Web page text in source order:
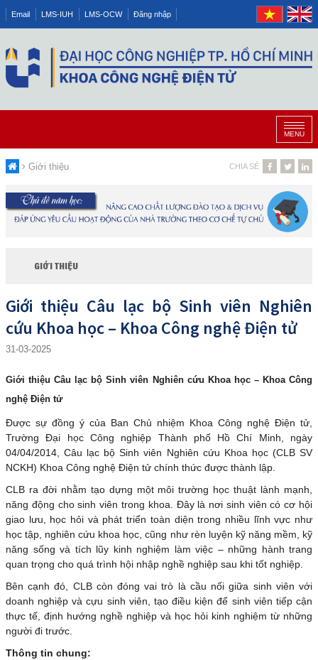
Email LMS-IUH LMS-OCW Đăng nhập
MENU
Giới thiệu CHIA SẺ
GIỚI THIỆU
Giới thiệu Câu lạc bộ Sinh viên Nghiên
cứu Khoa học – Khoa Công nghệ Điện tử
31-03-2025
Giới thiệu Câu lạc bộ Sinh viên Nghiên cứu Khoa học – Khoa Công
nghệ Điện tử
Được sự đồng ý của Ban Chủ nhiệm Khoa Công nghệ Điện tử,
Trường Đại học Công nghiệp Thành phố Hồ Chí Minh, ngày
04/04/2014, Câu lạc bộ Sinh viên Nghiên cứu Khoa học (CLB SV
NCKH) Khoa Công nghệ Điện tử chính thức được thành lập.
CLB ra đời nhằm tạo dựng một môi trường học thuật lành mạnh,
năng động cho sinh viên trong khoa. Đây là nơi sinh viên có cơ hội
giao lưu, học hỏi và phát triển toàn diện trong nhiều lĩnh vực như
học tập, nghiên cứu khoa học, cũng như rèn luyện kỹ năng mềm, kỹ
năng sống và tích lũy kinh nghiệm làm việc – những hành trang
quan trọng cho quá trình hội nhập nghề nghiệp sau khi tốt nghiệp.
Bên cạnh đó, CLB còn đóng vai trò là cầu nối giữa sinh viên với
doanh nghiệp và cựu sinh viên, tạo điều kiện để sinh viên tiếp cận
thực tế, định hướng nghề nghiệp và học hỏi kinh nghiệm từ những
người đi trước.
Thông tin chung: